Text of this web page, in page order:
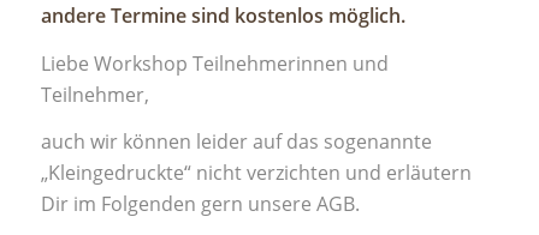
andere Termine sind kostenlos möglich.
Liebe Workshop Teilnehmerinnen und
Teilnehmer,
auch wir können leider auf das sogenannte
„Kleingedruckte“ nicht verzichten und erläutern
Dir im Folgenden gern unsere AGB.